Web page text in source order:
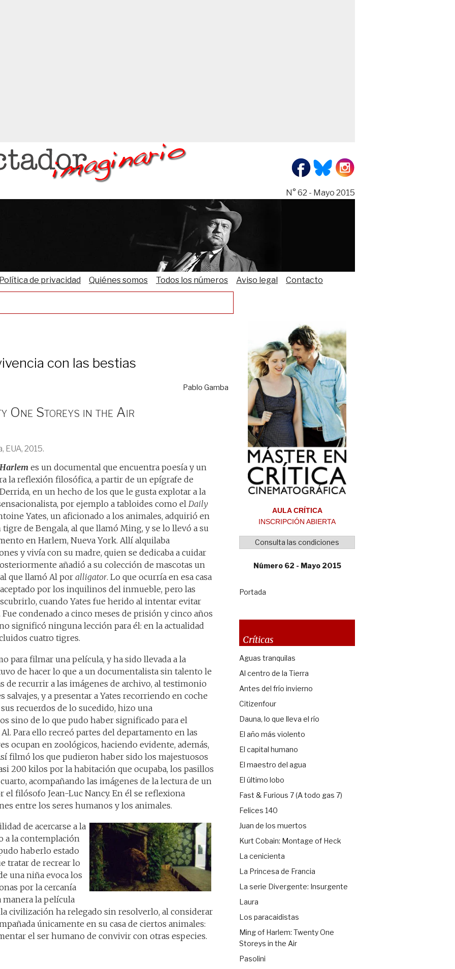
N° 62 - Mayo 2015
Política de privacidad Quiénes somos Todos los números Aviso legal Contacto
con las bestias
Pablo Gamba
One Storeys in the Air
EUA, 2015.
es un documental que encuentra poesía y un
la reflexión filosófica, a partir de un epígrafe de
Derrida, en un hecho de los que le gusta explotar a la
por ejemplo a tabloides como el Daily
Yates, un aficionado a los animales, adquirió en
tigre de Bengala, al que llamó Ming, y se lo llevó a su
en Harlem, Nueva York. Allí alquilaba
y vivía con su madre, quien se dedicaba a cuidar
añadió a su colección de mascotas un
que llamó Al por alligator. Lo que ocurría en esa casa
por los inquilinos del inmueble, pero las
cuando Yates fue herido al intentar evitar
condenado a cinco meses de prisión y cinco años
significó ninguna lección para él: en la actualidad
cuatro tigres.
para filmar una película, y ha sido llevada a la
de hacer lo que a un documentalista sin talento le
de recurrir a las imágenes de archivo, al testimonio
salvajes, y a presentar a Yates recorriendo en coche
recuerdos de lo sucedido, hizo una
sino de lo que pudo haber significado para el
Para ello recreó partes del departamento en las
ocupan en zoológicos, haciendo evidente, además,
filmó los que pudieron haber sido los majestuosos
200 kilos por la habitación que ocupaba, los pasillos
acompañando las imágenes de la lectura de un
el filósofo Jean-Luc Nancy. En él se reflexiona
entre los seres humanos y los animales.
de acercarse a la
a la contemplación
haberlo estado
tratar de recrear lo
una niña evoca los
por la cercanía
manera la película
civilización ha relegado sin resolverlo, al considerar
únicamente en su casa de ciertos animales:
el ser humano de convivir con otras especies.
AULA CRÍTICA
INSCRIPCIÓN ABIERTA
Consulta las condiciones
Número 62 - Mayo 2015
Portada
Críticas
Aguas tranquilas
Al centro de la Tierra
Antes del frío invierno
Citizenfour
Dauna, lo que lleva el río
El año más violento
El capital humano
El maestro del agua
El último lobo
Fast & Furious 7 (A todo gas 7)
Felices 140
Juan de los muertos
Kurt Cobain: Montage of Heck
La cenicienta
La Princesa de Francia
La serie Divergente: Insurgente
Laura
Los paracaidistas
Ming of Harlem: Twenty One
Storeys in the Air
Pasolini